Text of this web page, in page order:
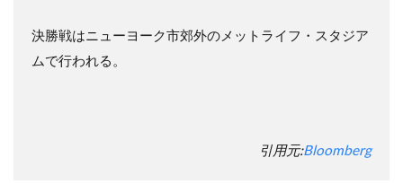
決勝戦はニューヨーク市郊外のメットライフ・スタジア
ムで行われる。
引用元:Bloomberg